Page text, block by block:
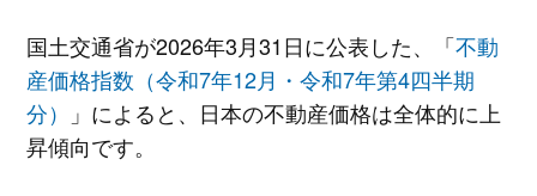
国土交通省が2026年3月31日に公表した、「不動
産価格指数（令和7年12月・令和7年第4四半期
分）
」によると、日本の不動産価格は全体的に上
昇傾向です。